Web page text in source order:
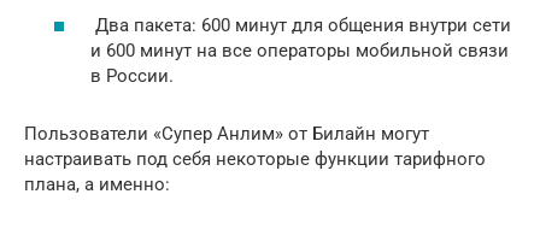
Два пакета: 600 минут для общения внутри сети
и 600 минут на все операторы мобильной связи
в России.
Пользователи «Супер Анлим» от Билайн могут
настраивать под себя некоторые функции тарифного
плана, а именно: